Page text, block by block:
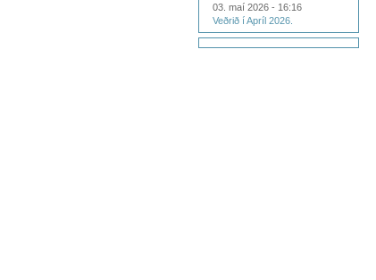
03. maí 2026 - 16:16
Veðrið í Apríl 2026.